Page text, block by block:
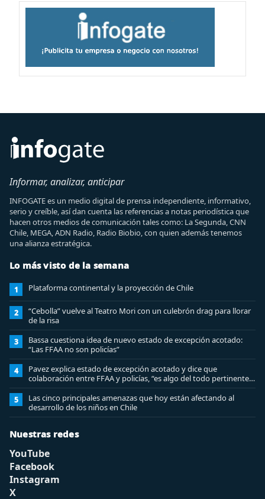
Informar, analizar, anticipar
INFOGATE es un medio digital de prensa independiente, informativo,
serio y creíble, así dan cuenta las referencias a notas periodística que
hacen otros medios de comunicación tales como: La Segunda, CNN
Chile, MEGA, ADN Radio, Radio Biobio, con quien además tenemos
una alianza estratégica.
Lo más visto de la semana
1 Plataforma continental y la proyección de Chile
2
“Cebolla” vuelve al Teatro Mori con un culebrón drag para llorar
de la risa
3
Bassa cuestiona idea de nuevo estado de excepción acotado:
“Las FFAA no son policías”
4
Pavez explica estado de excepción acotado y dice que
colaboración entre FFAA y policías, “es algo del todo pertinente
analizar”
5
Las cinco principales amenazas que hoy están afectando al
desarrollo de los niños en Chile
Nuestras redes
YouTube
Facebook
Instagram
X